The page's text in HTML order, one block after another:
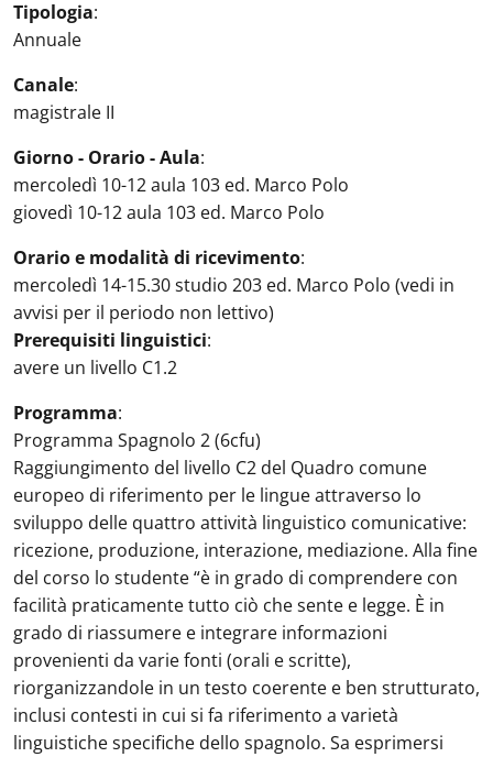
Tipologia:
Annuale
Canale:
magistrale II
Giorno - Orario - Aula:
mercoledì 10-12 aula 103 ed. Marco Polo
giovedì 10-12 aula 103 ed. Marco Polo
Orario e modalità di ricevimento:
mercoledì 14-15.30 studio 203 ed. Marco Polo (vedi in
avvisi per il periodo non lettivo)
Prerequisiti linguistici:
avere un livello C1.2
Programma:
Programma Spagnolo 2 (6cfu)
Raggiungimento del livello C2 del Quadro comune
europeo di riferimento per le lingue attraverso lo
sviluppo delle quattro attività linguistico comunicative:
ricezione, produzione, interazione, mediazione. Alla fine
del corso lo studente “è in grado di comprendere con
facilità praticamente tutto ciò che sente e legge. È in
grado di riassumere e integrare informazioni
provenienti da varie fonti (orali e scritte),
riorganizzandole in un testo coerente e ben strutturato,
inclusi contesti in cui si fa riferimento a varietà
linguistiche specifiche dello spagnolo. Sa esprimersi